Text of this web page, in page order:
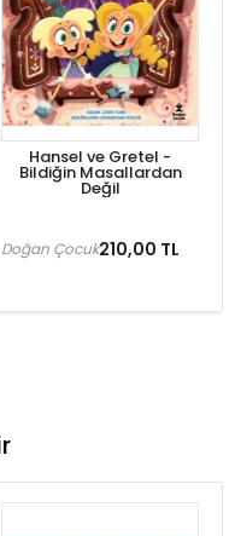
Hansel ve Gretel -
Bildiğin Masallardan
Değil
210,00 TL
Doğan Çocuk